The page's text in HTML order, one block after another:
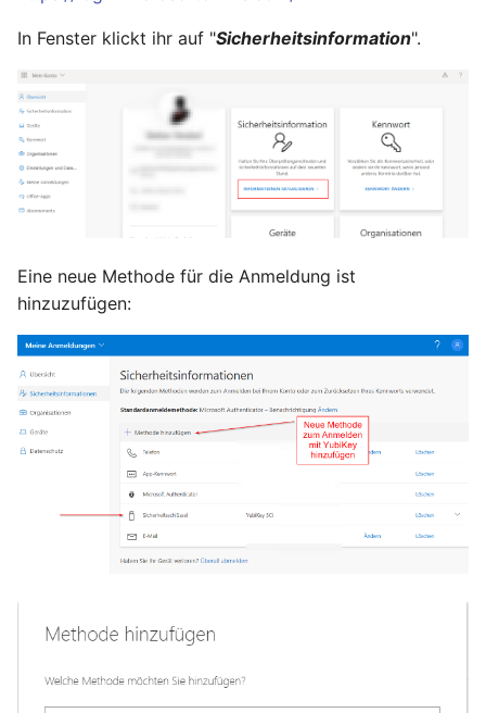
Mai 2020
April 2020
März 2020
Februar 2020
November 2019
Oktober 2019
August 2019
November 2018
Oktober 2018
Mai 2018
April 2018
In Fenster klickt ihr auf "Sicherheitsinformation".
Eine neue Methode für die Anmeldung ist
hinzuzufügen: